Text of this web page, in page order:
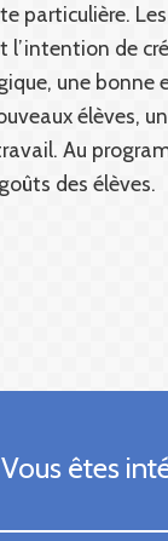
particulière.
de
une bonne
élèves,
Au
des élèves.
Vous êtes